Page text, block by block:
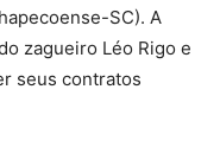
SC). A
zagueiro Léo Rigo e
seus contratos